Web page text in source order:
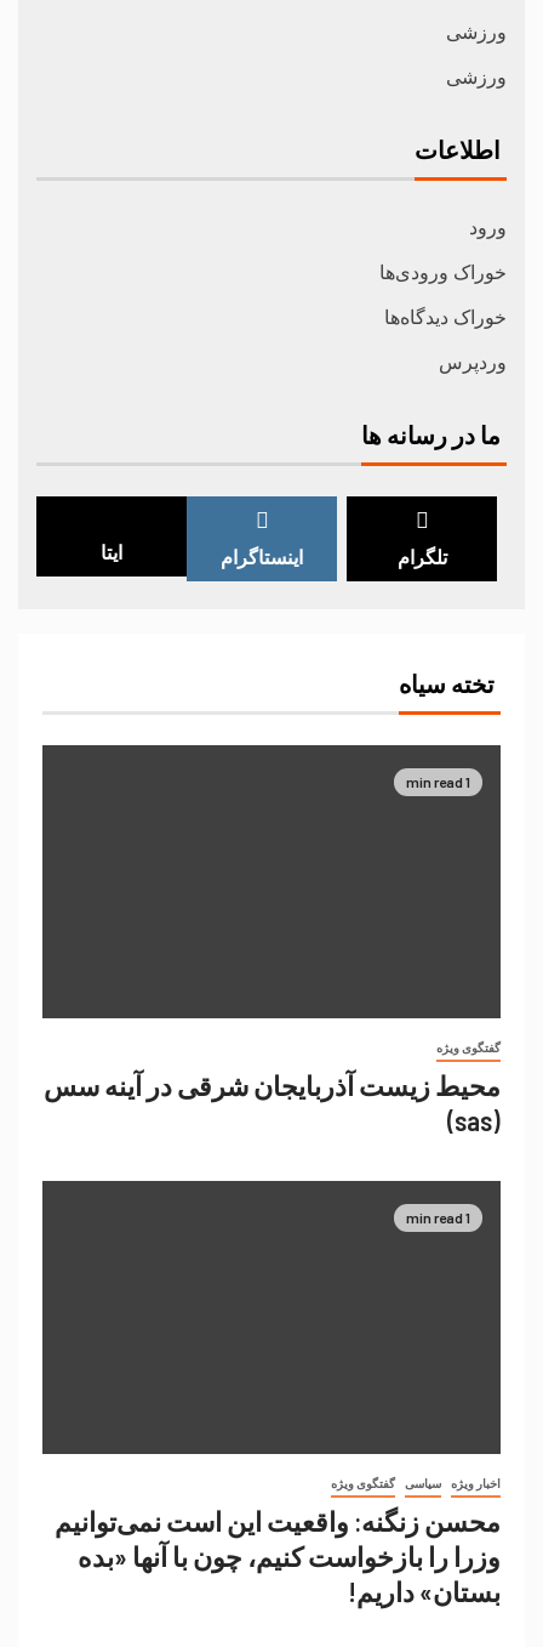
ورزشی
ورزشی
اطلاعات
ورود
خوراک ورودی‌ها
خوراک دیدگاه‌ها
وردپرس
ما در رسانه ها
تلگرام اینستاگرام ایتا
تخته سیاه
1 min read
گفتگوی ویژه
محیط زیست آذربایجان شرقی در آینه سس
(sas)
1 min read
اخبار ویژه سیاسی گفتگوی ویژه
محسن زنگنه: واقعیت این است نمی‌توانیم
وزرا را بازخواست کنیم، چون با آنها «بده
بستان» داریم!